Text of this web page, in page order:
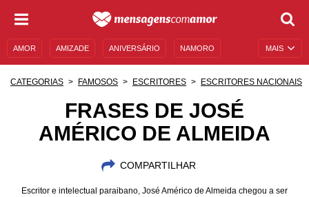
MAIS
AMOR AMIZADE ANIVERSÁRIO NAMORO
MENSAGENS E FRASES MENSAGENS DE ANIVERSÁRIO
CATEGORIAS FAMOSOS ESCRITORES ESCRITORES NACIONAIS
FRASES DE JOSÉ
AMÉRICO DE ALMEIDA
COMPARTILHAR
Escritor e intelectual paraibano, José Américo de Almeida chegou a ser